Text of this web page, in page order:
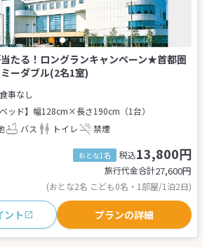
たる！ロングランキャンペーン★首都圏
ーダブル(2名1室)
食事なし
ベッド】幅128cm×長さ190cm（1台）
バス トイレ 禁煙
おとな1名 税込13,800円
旅行代金合計27,600円
(おとな2名 こども0名・1部屋/1泊2日)
ント プランの詳細